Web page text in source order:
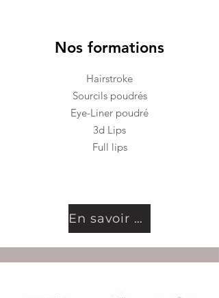
Nos formations
Hairstroke
Sourcils poudrés
Eye-Liner poudré
3d Lips
Full lips
En savoir plus...